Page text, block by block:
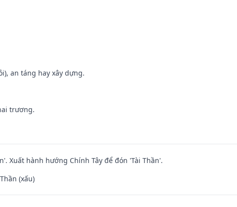
an táng hay xây dựng.
trương.
Xuất hành hướng Chính Tây để đón 'Tài Thần'.
(xấu)